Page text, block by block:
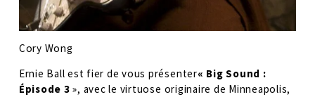
Cory Wong
Ernie Ball est fier de vous présenter« Big Sound :
Épisode 3